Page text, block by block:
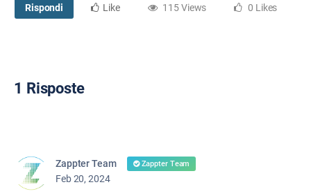
Rispondi Like 115 Views 0 Likes
1 Risposte
Zappter Team Zappter Team
Feb 20, 2024